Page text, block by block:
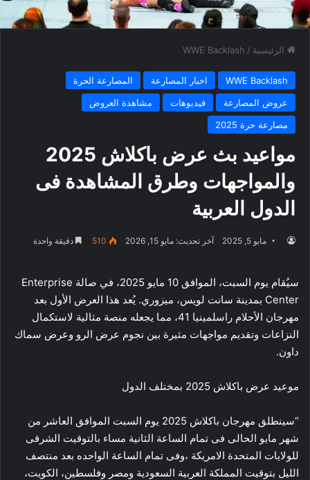
الرئيسية /
WWE Backlash
WWE Backlash اخبار المصارعة
المصارعة الحرة
عروض المصارعة
فيديوهات
مشاهدة العروض
مصارعة حرة 2025
مواعيد بث عرض باكلاش 2025
والمواجهات وطرق المشاهدة فى
الدول العربية
مايو 5, 2025 آخر تحديث: مايو 15, 2026 510 دقيقة واحدة
سيُقام يوم السبت، الموافق 10 مايو 2025، في صالة Enterprise
Center بمدينة سانت لويس، ميزوري. يُعد هذا العرض الأول بعد
مهرجان الأحلام راسلمينيا 41، مما يجعله منصة مثالية لاستكمال
النزاعات وتقديم مواجهات مثيرة بين نجوم عرض الرو وعرض سماك
داون.
موعيد عرض باكلاش 2025 بمختلف الدول
“سينطلق مهرجان باكلاش 2025 يوم السبت الموافق العاشر من
شهر مايو الحالى فى تمام الساعة الثانية مساء بالتوقيت الشرقى
للولايات المتحدة الامريكة ،وفى تمام الساعة الواحده بعد منتصف
الليل بتوقيت المملكة العربية السعودية ومصر وفلسطين، الكويت،